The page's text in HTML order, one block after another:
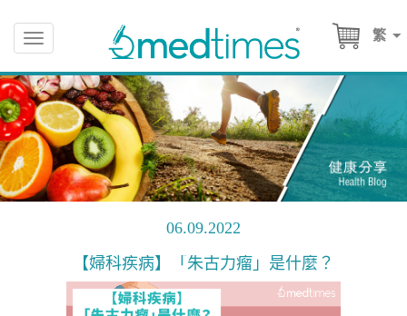
繁
Toggle
navigation
06.09.2022
【婦科疾病】「朱古力瘤」是什麼？